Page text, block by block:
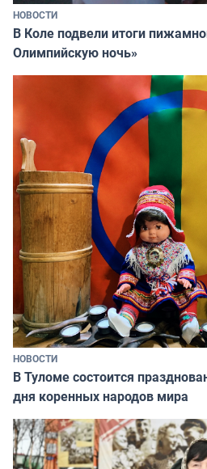
НОВОСТИ
В Коле подвели итоги
Олимпийскую ночь»
НОВОСТИ
В Туломе состоится
дня коренных народов мира